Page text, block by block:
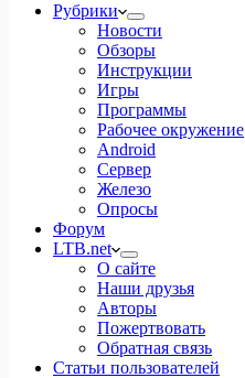
Рубрики
Новости
Обзоры
Инструкции
Игры
Программы
Рабочее окружение
Android
Сервер
Железо
Опросы
Форум
LTB.net
О сайте
Наши друзья
Авторы
Пожертвовать
Обратная связь
Статьи пользователей